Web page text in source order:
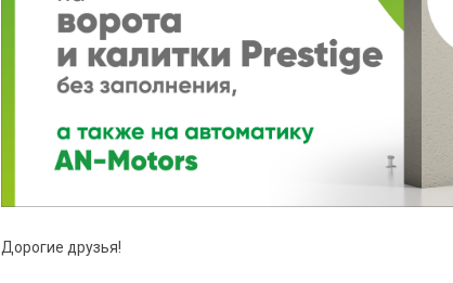
Дорогие друзья!